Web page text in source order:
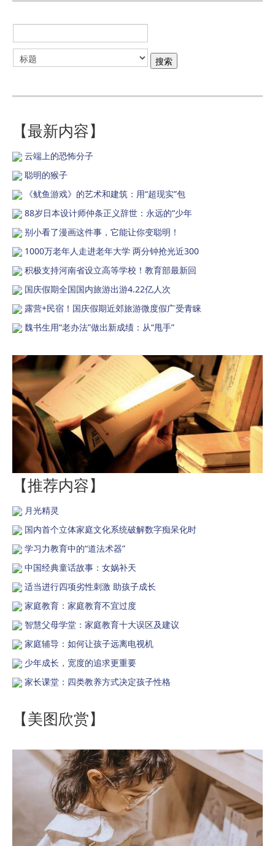
【最新内容】
云端上的恐怖分子
聪明的猴子
《鱿鱼游戏》的艺术和建筑：用“超现实”包
88岁日本设计师仲条正义辞世：永远的“少年
别小看了漫画这件事，它能让你变聪明！
1000万老年人走进老年大学 两分钟抢光近300
积极支持河南省设立高等学校！教育部最新回
国庆假期全国国内旅游出游4.22亿人次
露营+民宿！国庆假期近郊旅游微度假广受青睐
魏书生用“老办法”做出新成绩：从“甩手”
【推荐内容】
月光精灵
国内首个立体家庭文化系统破解数字痴呆化时
学习力教育中的“道法术器”
中国经典童话故事：女娲补天
适当进行四项劣性刺激 助孩子成长
家庭教育：家庭教育不宜过度
智慧父母学堂：家庭教育十大误区及建议
家庭辅导：如何让孩子远离电视机
少年成长，宽度的追求更重要
家长课堂：四类教养方式决定孩子性格
【美图欣赏】